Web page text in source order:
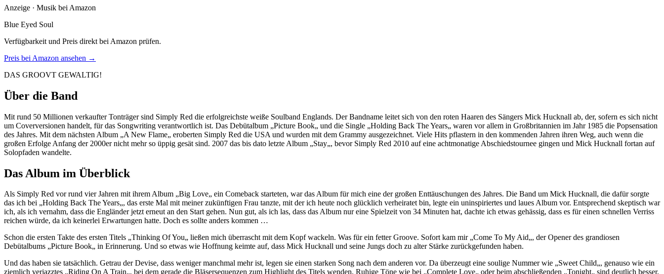
Anzeige · Musik bei Amazon
Blue Eyed Soul
Verfügbarkeit und Preis direkt bei Amazon prüfen.
Preis bei Amazon ansehen →
DAS GROOVT GEWALTIG!
Über die Band
Mit rund 50 Millionen verkaufter Tonträger sind Simply Red die erfolgreichste weiße Soulband Englands. Der Bandname leitet sich von den roten Haaren des Sängers Mick Hucknall ab, der, sofern es sich nicht
um Coverversionen handelt, für das Songwriting verantwortlich ist. Das Debütalbum „Picture Book„ und die Single „Holding Back The Years„ waren vor allem in Großbritannien im Jahr 1985 die Popsensation
des Jahres. Mit dem nächsten Album „A New Flame„ eroberten Simply Red die USA und wurden mit dem Grammy ausgezeichnet. Viele Hits pflastern in den kommenden Jahren ihren Weg, auch wenn die
großen Erfolge Anfang der 2000er nicht mehr so üppig gesät sind. 2007 das bis dato letzte Album „Stay„, bevor Simply Red 2010 auf eine achtmonatige Abschiedstournee gingen und Mick Hucknall fortan auf
Solopfaden wandelte.
Das Album im Überblick
Als Simply Red vor rund vier Jahren mit ihrem Album „Big Love„ ein Comeback starteten, war das Album für mich eine der großen Enttäuschungen des Jahres. Die Band um Mick Hucknall, die dafür sorgte
das ich bei „Holding Back The Years„, das erste Mal mit meiner zukünftigen Frau tanzte, mit der ich heute noch glücklich verheiratet bin, legte ein uninspiriertes und laues Album vor. Entsprechend skeptisch war
ich, als ich vernahm, dass die Engländer jetzt erneut an den Start gehen. Nun gut, als ich las, dass das Album nur eine Spielzeit von 34 Minuten hat, dachte ich etwas gehässig, dass es für einen schnellen Verriss
reichen würde, da ich keinerlei Erwartungen hatte. Doch es sollte anders kommen …
Schon die ersten Takte des ersten Titels „Thinking Of You„ ließen mich überrascht mit dem Kopf wackeln. Was für ein fetter Groove. Sofort kam mir „Come To My Aid„, der Opener des grandiosen
Debütalbums „Picture Book„ in Erinnerung. Und so etwas wie Hoffnung keimte auf, dass Mick Hucknall und seine Jungs doch zu alter Stärke zurückgefunden haben.
Und das haben sie tatsächlich. Getrau der Devise, dass weniger manchmal mehr ist, legen sie einen starken Song nach dem anderen vor. Da überzeugt eine soulige Nummer wie „Sweet Child„, genauso wie ein
ziemlich verjazztes „Riding On A Train„, bei dem gerade die Bläsersequenzen zum Highlight des Titels wenden. Ruhige Töne wie bei „Complete Love„ oder beim abschließenden „Tonight„ sind deutlich besser,